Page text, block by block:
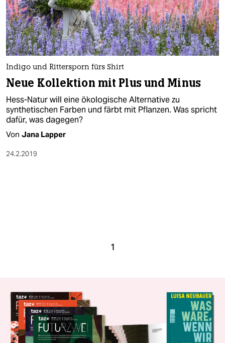
Indigo und Rittersporn fürs Shirt
Neue Kollektion mit Plus und Minus
Hess-Natur will eine ökologische Alternative zu
synthetischen Farben und färbt mit Pflanzen. Was spricht
dafür, was dagegen?
Von Jana Lapper
24.2.2019
1